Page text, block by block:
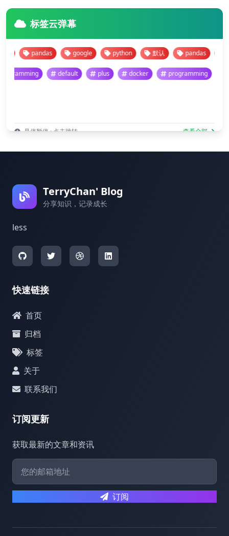
标签云弹幕
pandas google python 默认 pandas
programming default plus docker programming
悬停暂停 · 点击跳转 查看全部
TerryChan' Blog
分享知识，记录成长
less
快速链接
首页
归档
标签
关于
联系我们
订阅更新
获取最新的文章和资讯
订阅